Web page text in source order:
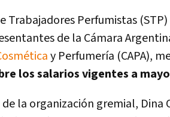
Trabajadores Perfumistas
de la Cámara
y Perfumería (CAPA),
los salarios vigentes a
la organización gremial, Dina